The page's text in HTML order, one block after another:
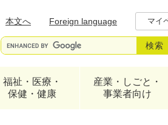
本文へ
Foreign language マイ
福祉・医療・
保健・健康
産業・しごと・
事業者向け